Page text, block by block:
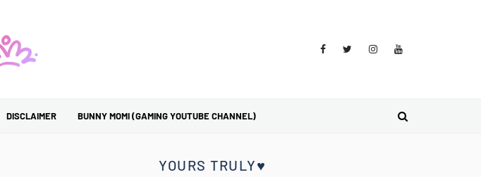
DISCLAIMER BUNNY MOMI (GAMING YOUTUBE CHANNEL)
YOURS TRULY♥